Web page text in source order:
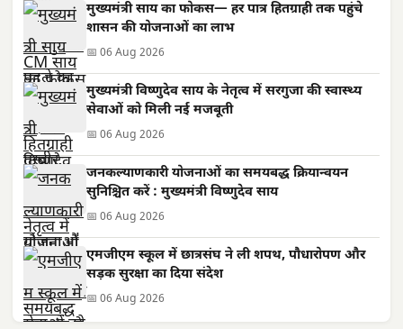
मुख्यमंत्री साय का फोकस— हर पात्र हितग्राही तक पहुंचे
शासन की योजनाओं का लाभ
📅 06 Aug 2026
मुख्यमंत्री विष्णुदेव साय के नेतृत्व में सरगुजा की स्वास्थ्य
सेवाओं को मिली नई मजबूती
📅 06 Aug 2026
जनकल्याणकारी योजनाओं का समयबद्ध क्रियान्वयन
सुनिश्चित करें : मुख्यमंत्री विष्णुदेव साय
📅 06 Aug 2026
एमजीएम स्कूल में छात्रसंघ ने ली शपथ, पौधारोपण और
सड़क सुरक्षा का दिया संदेश
📅 06 Aug 2026